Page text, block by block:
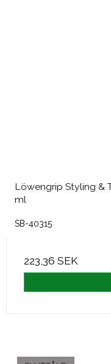
Löwengrip Styling &
ml
SB-40315
223,36 SEK